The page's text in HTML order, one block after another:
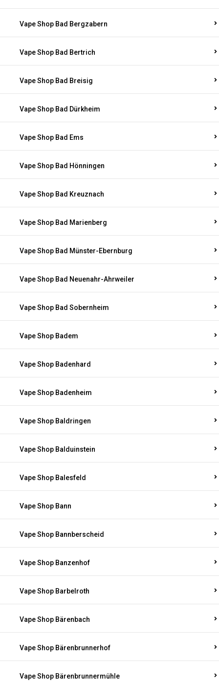
Vape Shop Bad Bergzabern
Vape Shop Bad Bertrich
Vape Shop Bad Breisig
Vape Shop Bad Dürkheim
Vape Shop Bad Ems
Vape Shop Bad Hönningen
Vape Shop Bad Kreuznach
Vape Shop Bad Marienberg
Vape Shop Bad Münster-Ebernburg
Vape Shop Bad Neuenahr-Ahrweiler
Vape Shop Bad Sobernheim
Vape Shop Badem
Vape Shop Badenhard
Vape Shop Badenheim
Vape Shop Baldringen
Vape Shop Balduinstein
Vape Shop Balesfeld
Vape Shop Bann
Vape Shop Bannberscheid
Vape Shop Banzenhof
Vape Shop Barbelroth
Vape Shop Bärenbach
Vape Shop Bärenbrunnerhof
Vape Shop Bärenbrunnermühle